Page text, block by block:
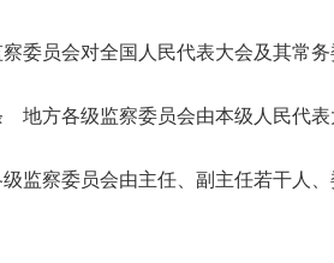
员会对全国人民代表大会及其常务
各级监察委员会由本级人民代表
察委员会由主任、副主任若干人、